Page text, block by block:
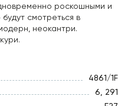
роскошными и
смотреться в
неокантри.
4861/1F
6, 291